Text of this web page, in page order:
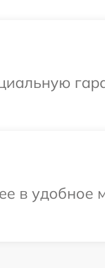
в удобное